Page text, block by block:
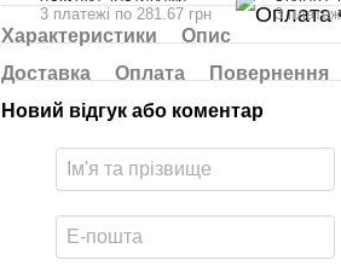
3 платежі по 281.67 грн 3
Характеристики
Опис
Доставка
Оплата Повернення
Новий відгук або коментар